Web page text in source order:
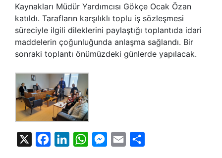
Kaynakları Müdür Yardımcısı Gökçe Ocak Özan
katıldı. Tarafların karşılıklı toplu iş sözleşmesi
süreciyle ilgili dileklerini paylaştığı toplantıda idari
maddelerin çoğunluğunda anlaşma sağlandı. Bir
sonraki toplantı önümüzdeki günlerde yapılacak.
FacebookLinkedInWhatsAppMessenger
Email